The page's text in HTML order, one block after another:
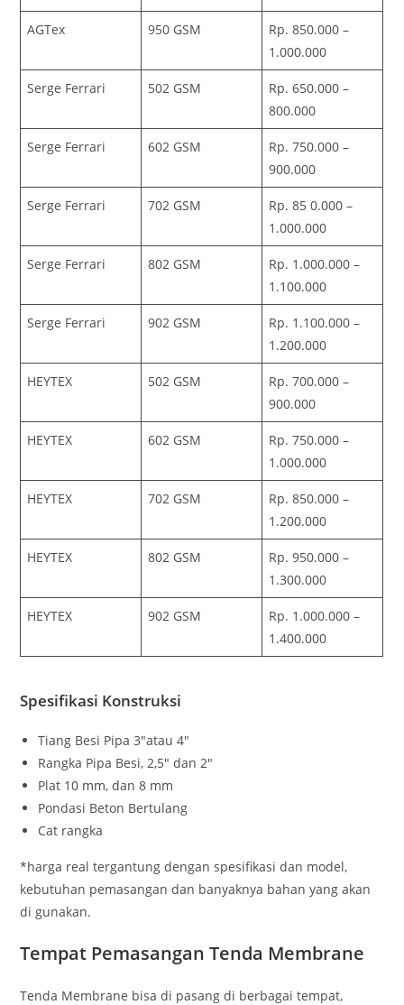
AGTex 950 GSM
Rp. 850.000 –
1.000.000
Serge Ferrari 502 GSM
Rp. 650.000 –
800.000
Serge Ferrari 602 GSM
Rp. 750.000 –
900.000
Serge Ferrari 702 GSM
Rp. 85 0.000 –
1.000.000
Serge Ferrari 802 GSM
Rp. 1.000.000 –
1.100.000
Serge Ferrari 902 GSM
Rp. 1.100.000 –
1.200.000
HEYTEX 502 GSM
Rp. 700.000 –
900.000
HEYTEX 602 GSM
Rp. 750.000 –
1.000.000
HEYTEX 702 GSM
Rp. 850.000 –
1.200.000
HEYTEX 802 GSM
Rp. 950.000 –
1.300.000
HEYTEX 902 GSM
Rp. 1.000.000 –
1.400.000
Spesifikasi Konstruksi
Tiang Besi Pipa 3″atau 4″
Rangka Pipa Besi, 2,5″ dan 2″
Plat 10 mm, dan 8 mm
Pondasi Beton Bertulang
Cat rangka
*harga real tergantung dengan spesifikasi dan model,
kebutuhan pemasangan dan banyaknya bahan yang akan
di gunakan.
Tempat Pemasangan Tenda Membrane
Tenda Membrane bisa di pasang di berbagai tempat,